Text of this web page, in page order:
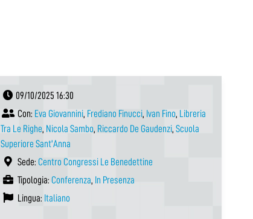
09/10/2025 16:30
Con: Eva Giovannini, Frediano Finucci, Ivan Fino, Libreria
Tra Le Righe, Nicola Sambo, Riccardo De Gaudenzi, Scuola
Superiore Sant'Anna
Sede: Centro Congressi Le Benedettine
Tipologia: Conferenza, In Presenza
Lingua: Italiano